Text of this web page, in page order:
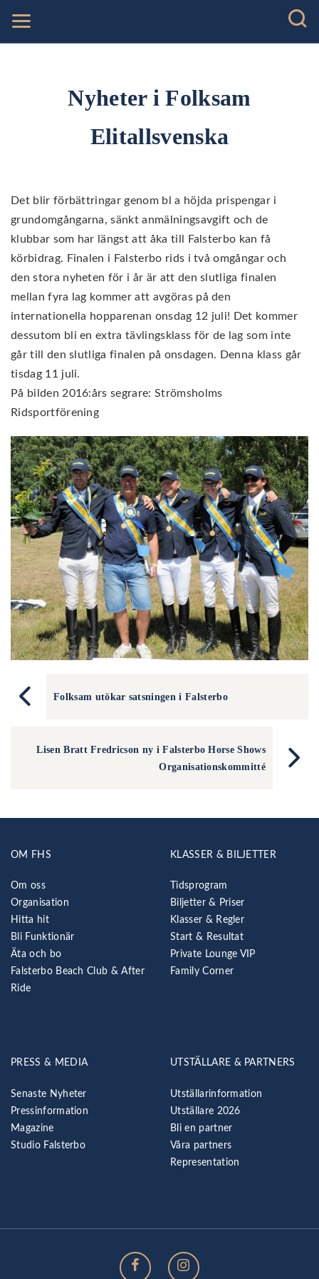
Nyheter i Folksam
Elitallsvenska
Det blir förbättringar genom bl a höjda prispengar i
grundomgångarna, sänkt anmälningsavgift och de
klubbar som har längst att åka till Falsterbo kan få
körbidrag. Finalen i Falsterbo rids i två omgångar och
den stora nyheten för i år är att den slutliga finalen
mellan fyra lag kommer att avgöras på den
internationella hopparenan onsdag 12 juli! Det kommer
dessutom bli en extra tävlingsklass för de lag som inte
går till den slutliga finalen på onsdagen. Denna klass går
tisdag 11 juli.
På bilden 2016:års segrare: Strömsholms
Ridsportförening
Folksam utökar satsningen i Falsterbo
Lisen Bratt Fredricson ny i Falsterbo Horse Shows
Organisationskommitté
OM FHS
Om oss
Organisation
Hitta hit
Bli Funktionär
Äta och bo
Falsterbo Beach Club & After
Ride
KLASSER & BILJETTER
Tidsprogram
Biljetter & Priser
Klasser & Regler
Start & Resultat
Private Lounge VIP
Family Corner
PRESS & MEDIA
Senaste Nyheter
Pressinformation
Magazine
Studio Falsterbo
UTSTÄLLARE & PARTNERS
Utställarinformation
Utställare 2026
Bli en partner
Våra partners
Representation